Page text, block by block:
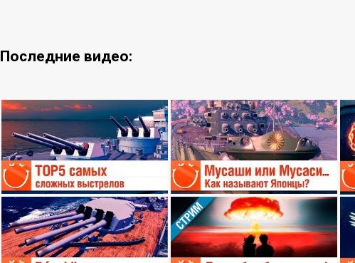
Последние видео: